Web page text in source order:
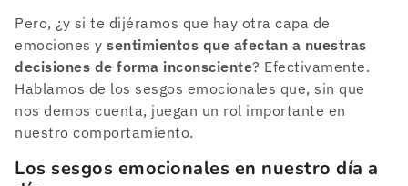
Pero, ¿y si te dijéramos que hay otra capa de
emociones y sentimientos que afectan a nuestras
decisiones de forma inconsciente? Efectivamente.
Hablamos de los sesgos emocionales que, sin que
nos demos cuenta, juegan un rol importante en
nuestro comportamiento.
Los sesgos emocionales en nuestro día a